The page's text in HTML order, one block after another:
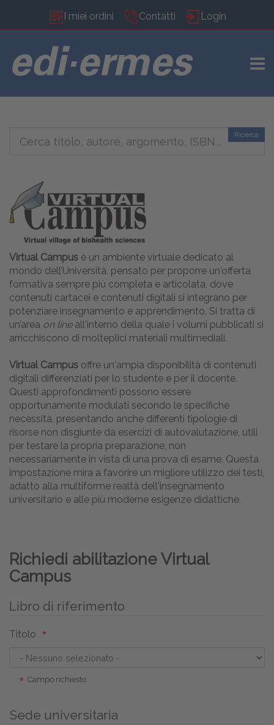
I miei ordini Contatti Login
Ricerca
Virtual Campus è un ambiente virtuale dedicato al
mondo dell’Università, pensato per proporre un'offerta
formativa sempre più completa e articolata, dove
contenuti cartacei e contenuti digitali si integrano per
potenziare insegnamento e apprendimento. Si tratta di
un’area on lineall'interno della quale i volumi pubblicati si
arricchiscono di molteplici materiali multimediali.
Virtual Campus offre un'ampia disponibilità di contenuti
digitali differenziati per lo studente e per il docente.
Questi approfondimenti possono essere
opportunamente modulati secondo le specifiche
necessità, presentando anche differenti tipologie di
risorse non disgiunte da esercizi di autovalutazione, utili
per testare la propria preparazione, non
necessariamente in vista di una prova di esame. Questa
impostazione mira a favorire un migliore utilizzo dei testi,
adatto alla multiforme realtà dell'insegnamento
universitario e alle più moderne esigenze didattiche.
Richiedi abilitazione Virtual
Campus
Libro di riferimento
Titolo
Campo richiesto
Sede universitaria